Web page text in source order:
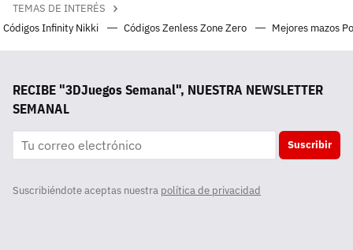
TEMAS DE INTERÉS
Códigos Infinity Nikki
Códigos Zenless Zone Zero Mejores mazos
RECIBE "3DJuegos Semanal", NUESTRA NEWSLETTER
SEMANAL
Suscribir
Suscribiéndote aceptas nuestra política de privacidad